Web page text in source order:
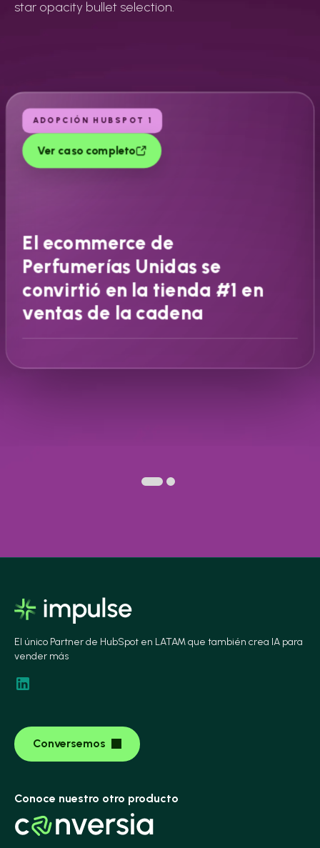
star opacity bullet selection.
ADOPCIÓN HUBSPOT 1
Ver caso completo
El ecommerce de
Perfumerías Unidas se
convirtió en la tienda #1 en
ventas de la cadena
El único Partner de HubSpot en LATAM que también crea IA para
vender más
Conversemos
Conoce nuestro otro producto